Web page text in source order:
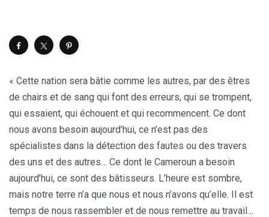
« Cette nation sera bâtie comme les autres, par des êtres
de chairs et de sang qui font des erreurs, qui se trompent,
qui essaient, qui échouent et qui recommencent. Ce dont
nous avons besoin aujourd’hui, ce n’est pas des
spécialistes dans la détection des fautes ou des travers
des uns et des autres… Ce dont le Cameroun a besoin
aujourd’hui, ce sont des bâtisseurs. L’heure est sombre,
mais notre terre n’a que nous et nous n’avons qu’elle. Il est
temps de nous rassembler et de nous remettre au travail…